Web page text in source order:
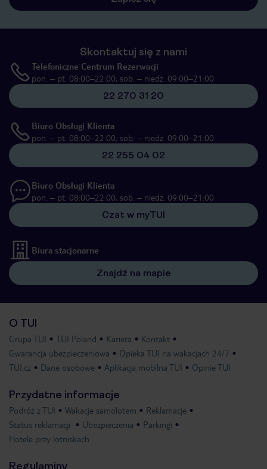
Skontaktuj się z nami
Telefoniczne Centrum Rezerwacji
pon. – pt. 08:00–22:00, sob. – niedz. 09:00–21:00
22 270 31 20
Biuro Obsługi Klienta
pon. – pt. 08:00–22:00, sob. – niedz. 09:00–21:00
22 255 04 02
Biuro Obsługi Klienta
pon. – pt. 08:00–22:00, sob. – niedz. 09:00–21:00
Czat w myTUI
Biura stacjonarne
Znajdź na mapie
O TUI
Grupa TUI TUI Poland Kariera
Kontakt
Gwarancja ubezpieczeniowa
Opieka TUI na wakacjach 24/7
TUI.cz
Dane osobowe Aplikacja mobilna TUI Opinie TUI
Przydatne informacje
Podróż z TUI Wakacje samolotem
Reklamacje
Status reklamacji
Ubezpieczenia
Parkingi
Hotele przy lotniskach
Regulaminy